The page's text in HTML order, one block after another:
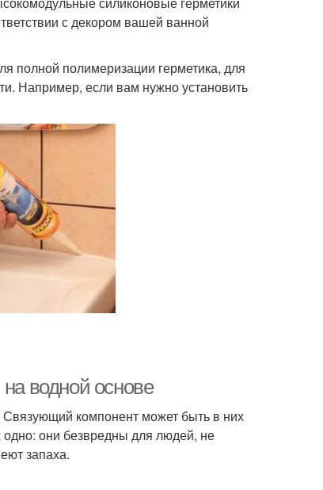
с декором вашей ванной
полной полимеризации герметика, для
Например, если вам нужно установить
водной основе
компонент может быть в них
одно: они безвредны для людей, не
запаха.